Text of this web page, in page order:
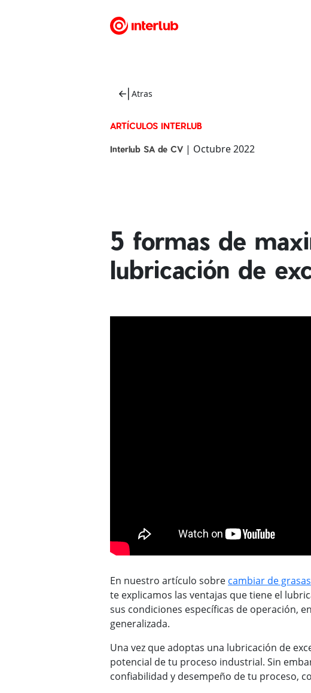
Atras
ARTÍCULOS INTERLUB
Interlub SA de CV | Octubre 2022
5 formas de
lubricación de
En nuestro artículo sobre cambiar de
te explicamos las ventajas que tiene el
sus condiciones específicas de operación,
generalizada.
Una vez que adoptas una lubricación de
potencial de tu proceso industrial. Sin
confiabilidad y desempeño de tu proceso,